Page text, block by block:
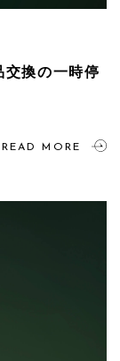
交換の一時停
READ MORE